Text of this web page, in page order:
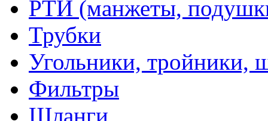
РТИ (манжеты,
Трубки
Угольники, тройники,
Фильтры
Шланги